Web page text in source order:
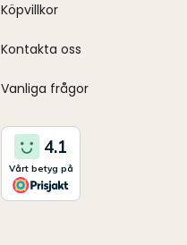
Köpvillkor
Kontakta oss
Vanliga frågor